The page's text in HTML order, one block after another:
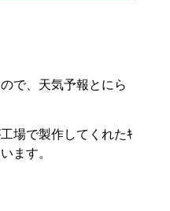
で、天気予報とにら
場で製作してくれたｷ
ます。